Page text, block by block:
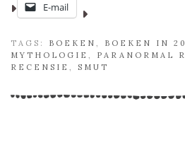
E-mail
TAGS: BOEKEN , BOEKEN IN
MYTHOLOGIE , PARANORMAL
RECENSIE , SMUT